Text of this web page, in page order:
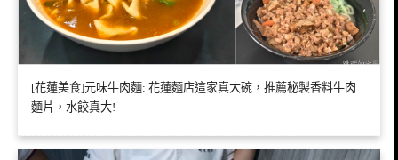
[花蓮美食]元味牛肉麵: 花蓮麵店這家真大碗，推薦秘製香料牛肉
麵片，水餃真大!